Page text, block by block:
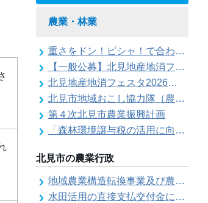
農業・林業
重さをドン！ピシャ！で合わせろ てんびんゲ～ム参加者の募集（北見地産地消フェスタ2026）
【一般公募】北見地産地消フェスタ2026ステージイベント出演者の募集
北見地産地消フェスタ2026の開催
北見市地域おこし協力隊（農業部門）活動記録
第４次北見市農業振興計画
「森林環境譲与税の活用に向けた基本的な考え方について」を策定しました
北見市の農業行政
地域農業構造転換事業及び農地利用効率化等支援事業にかかる要望調査
水田活用の直接支払交付金に係る水田収益力強化ビジョン